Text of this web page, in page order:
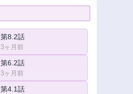
第8.2話
3ヶ月前
第6.2話
3ヶ月前
第4.1話